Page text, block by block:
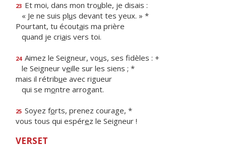
23 Et moi, dans mon trouble, je disais :
« Je ne suis plus devant tes yeux. » *
Pourtant, tu écoutais ma prière
quand je criais vers toi.
24 Aimez le Seigneur, vous, ses fidèles : +
le Seigneur veille sur les siens ; *
mais il rétribue avec rigueur
qui se montre arrogant.
25 Soyez forts, prenez courage, *
vous tous qui espérez le Seigneur !
VERSET